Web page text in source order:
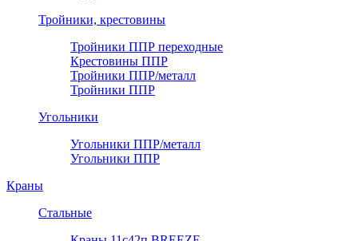
Тройники, крестовины
Тройники ППР переходные
Крестовины ППР
Тройники ППР/металл
Тройники ППР
Угольники
Угольники ППР/металл
Угольники ППР
Краны
Стальные